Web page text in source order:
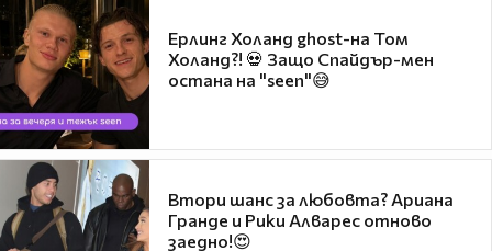
Ерлинг Холанд ghost-на Том
Холанд?! 💀 Защо Спайдър-мен
остана на "seen"😅
Втори шанс за любовта? Ариана
Гранде и Рики Алварес отново
заедно!😍